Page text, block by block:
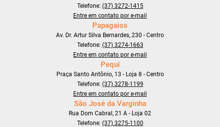
Telefone: (37) 3272-1415
Entre em contato por e-mail
Papagaios
Av. Dr. Artur Silva Bernardes, 230 - Centro
Telefone: (37) 3274-1663
Entre em contato por e-mail
Pequi
Praça Santo Antônio, 13 - Loja 8 - Centro
Telefone: (37) 3278-1199
Entre em contato por e-mail
São José da Varginha
Rua Dom Cabral, 21 A - Loja 02
Telefone: (37) 3275-1100